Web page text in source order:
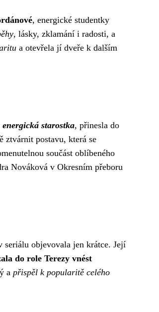
, energické studentky
, lásky, zklamání i radosti, a
a otevřela jí dveře k dalším
starostka, přinesla do
ztvárnit postavu, která se
součást oblíbeného
Nováková v Okresním přeboru
seriálu objevovala jen krátce. Její
do role Terezy vnést
a přispěl k popularitě celého